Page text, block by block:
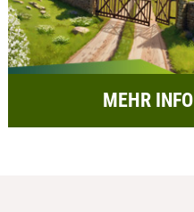
MEHR INFO